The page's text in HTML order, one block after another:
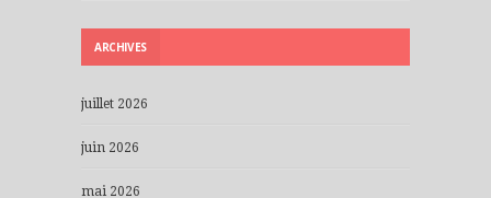
ARCHIVES
juillet 2026
juin 2026
mai 2026